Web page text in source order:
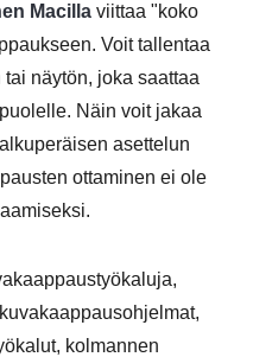
Macilla viittaa "koko
Voit tallentaa
näytön, joka saattaa
Näin voit jakaa
asettelun
ottaminen ei ole
kolmannen